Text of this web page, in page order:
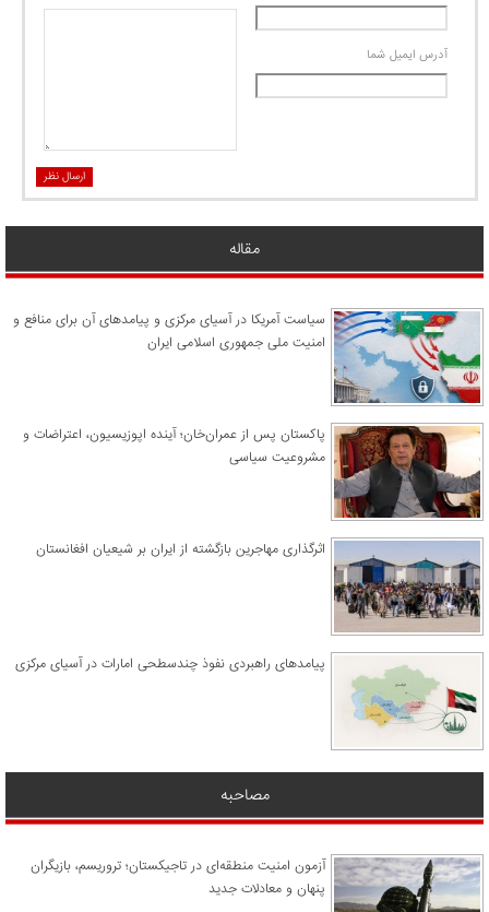
آدرس ايميل شما
ارسال نظر
مقاله
سیاست آمریکا در آسیای مرکزی و پیامدهای آن برای منافع و
امنیت ملی جمهوری اسلامی ایران
پاکستان پس از عمران‌خان؛ آینده اپوزیسیون، اعتراضات و
مشروعیت سیاسی
اثرگذاری مهاجرین بازگشته از ایران بر شیعیان افغانستان
پیامدهای راهبردی نفوذ چندسطحی امارات در آسیای مرکزی
مصاحبه
آزمون امنیت منطقه‌ای در تاجیکستان؛ تروریسم، بازیگران
پنهان و معادلات جدید